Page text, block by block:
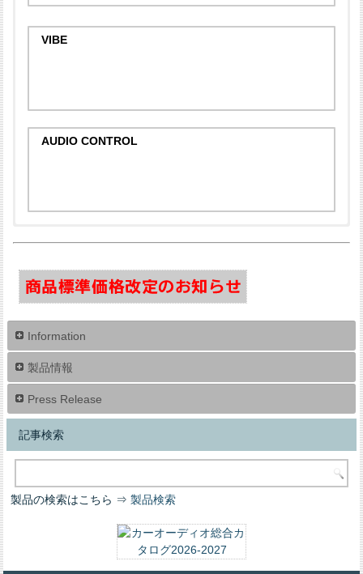
VIBE
AUDIO CONTROL
GOLDHORN
RS Audio
ZR Speaker Lab
Tchernov Cable
DrARTEX
ES Sound System
ドライブレコーダー
Information
製品情報
Press Release
記事検索
製品の検索はこちら ⇒製品検索